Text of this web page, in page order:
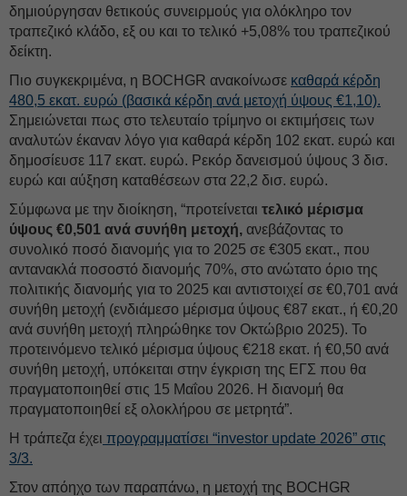
δημιούργησαν θετικούς συνειρμούς για ολόκληρο τον
τραπεζικό κλάδο, εξ ου και το τελικό +5,08% του τραπεζικού
δείκτη.
Πιο συγκεκριμένα, η BOCHGR ανακοίνωσε καθαρά κέρδη
480,5 εκατ. ευρώ (βασικά κέρδη ανά μετοχή ύψους €1,10).
Σημειώνεται πως στο τελευταίο τρίμηνο οι εκτιμήσεις των
αναλυτών έκαναν λόγο για καθαρά κέρδη 102 εκατ. ευρώ και
δημοσίευσε 117 εκατ. ευρώ. Ρεκόρ δανεισμού ύψους 3 δισ.
ευρώ και αύξηση καταθέσεων στα 22,2 δισ. ευρώ.
Σύμφωνα με την διοίκηση, “προτείνεται τελικό μέρισμα
ύψους €0,501 ανά συνήθη μετοχή, ανεβάζοντας το
συνολικό ποσό διανομής για το 2025 σε €305 εκατ., που
αντανακλά ποσοστό διανομής 70%, στο ανώτατο όριο της
πολιτικής διανομής για το 2025 και αντιστοιχεί σε €0,701 ανά
συνήθη μετοχή (ενδιάμεσο μέρισμα ύψους €87 εκατ., ή €0,20
ανά συνήθη μετοχή πληρώθηκε τον Οκτώβριο 2025). Το
προτεινόμενο τελικό μέρισμα ύψους €218 εκατ. ή €0,50 ανά
συνήθη μετοχή, υπόκειται στην έγκριση της ΕΓΣ που θα
πραγματοποιηθεί στις 15 Μαΐου 2026. Η διανομή θα
πραγματοποιηθεί εξ ολοκλήρου σε μετρητά”.
Η τράπεζα έχει προγραμματίσει “investor update 2026” στις
3/3.
Στον απόηχο των παραπάνω, η μετοχή της BOCHGR